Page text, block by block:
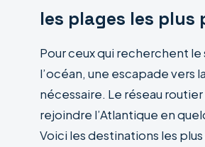
les plages les plus
Pour ceux qui recherchent le
l’océan, une escapade vers
nécessaire. Le réseau
rejoindre l’Atlantique en
Voici les destinations les